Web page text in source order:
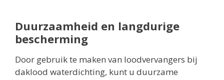
Duurzaamheid en langdurige
bescherming
Door gebruik te maken van loodvervangers bij
daklood waterdichting, kunt u duurzame